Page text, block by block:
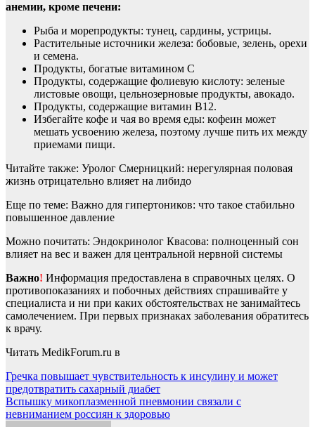
анемии, кроме печени:
Рыба и морепродукты: тунец, сардины, устрицы.
Растительные источники железа: бобовые, зелень, орехи
и семена.
Продукты, богатые витамином C
Продукты, содержащие фолиевую кислоту: зеленые
листовые овощи, цельнозерновые продукты, авокадо.
Продукты, содержащие витамин B12.
Избегайте кофе и чая во время еды: кофеин может
мешать усвоению железа, поэтому лучше пить их между
приемами пищи.
Читайте также: Уролог Смерницкий: нерегулярная половая
жизнь отрицательно влияет на либидо
Еще по теме: Важно для гипертоников: что такое стабильно
повышенное давление
Можно почитать: Эндокринолог Квасова: полноценный сон
влияет на вес и важен для центральной нервной системы
Важно! Информация предоставлена в справочных целях. О
противопоказаниях и побочных действиях спрашивайте у
специалиста и ни при каких обстоятельствах не занимайтесь
самолечением. При первых признаках заболевания обратитесь
к врачу.
Читать MedikForum.ru в
Навигация
по
записям
Гречка повышает чувствительность к инсулину и может
предотвратить сахарный диабет
Вспышку микоплазменной пневмонии связали с
невниманием россиян к здоровью